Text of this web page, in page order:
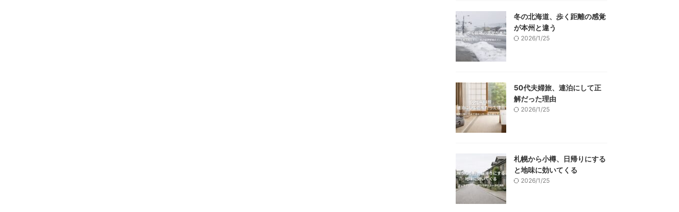
冬の北海道、歩く距離の感覚
が本州と違う
2026/1/25
50代夫婦旅、連泊にして正
解だった理由
2026/1/25
札幌から小樽、日帰りにする
と地味に効いてくる
2026/1/25